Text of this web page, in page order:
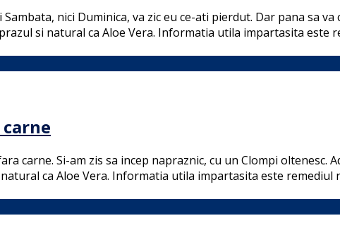
nici Duminica, va zic eu ce-ati pierdut. Dar pana sa
si natural ca Aloe Vera. Informatia utila impartasita este
carne. Si-am zis sa incep napraznic, cu un Clompi oltenesc.
ca Aloe Vera. Informatia utila impartasita este